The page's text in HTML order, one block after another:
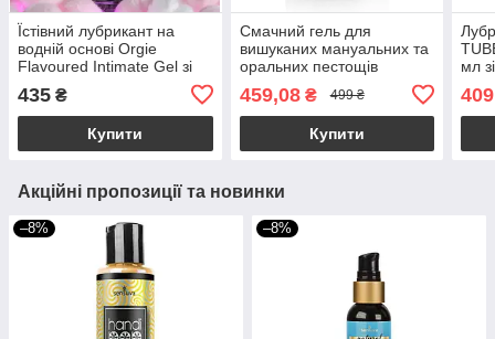
Їстівний лубрикант на
водній основі Orgie
Flavoured Intimate Gel зі
100 мл
435 ₴
Купити
Смачний гель для
вишуканих мануальних та
оральних пестощів
Strawberry (59 мл)
459,08₴ 499 ₴
Купити
мл
Акційні пропозиції та новинки
–8% –8%